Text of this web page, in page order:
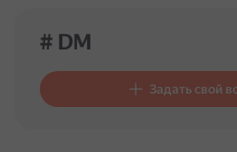
# DM
Задать свой